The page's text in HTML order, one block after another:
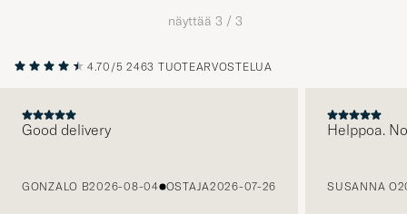
näyttää 3 / 3
4.70/5 2463 TUOTEARVOSTELUA
Good delivery
GONZALO B2026-08-04 OSTAJA2026-07-26
Helppoa.
SUSANNA O